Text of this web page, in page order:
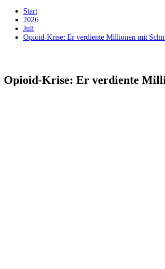
Start
2026
Juli
Opioid-Krise: Er verdiente Millionen mit
Opioid-Krise: Er verdiente